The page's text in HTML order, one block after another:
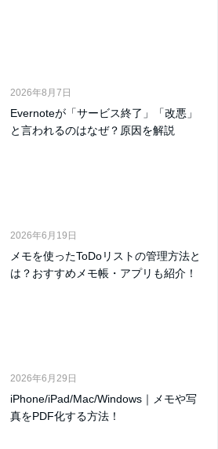
2026年8月7日
Evernoteが「サービス終了」「改悪」
と言われるのはなぜ？原因を解説
2026年6月19日
メモを使ったToDoリストの管理方法と
は？おすすめメモ帳・アプリも紹介！
2026年6月29日
iPhone/iPad/Mac/Windows｜メモや写
真をPDF化する方法！